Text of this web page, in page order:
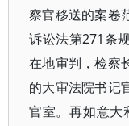
察官移送的案卷
诉讼法第271条
在地审判，检察
的大审法院书记
官室。再如意大